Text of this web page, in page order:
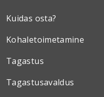
Kuidas osta?
Kohaletoimetamine
Tagastus
Tagastusavaldus